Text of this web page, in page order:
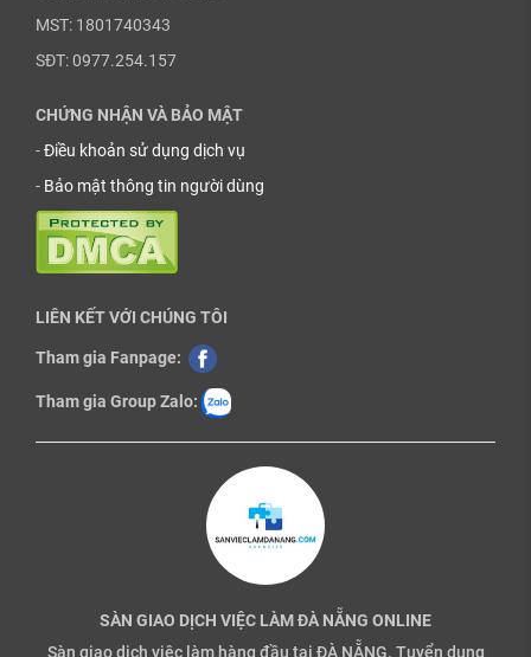
MST: 1801740343
SĐT: 0977.254.157
CHỨNG NHẬN VÀ BẢO MẬT
-Điều khoản sử dụng dịch vụ
- Bảo mật thông tin người dùng
LIÊN KẾT VỚI CHÚNG TÔI
Tham gia Fanpage:
Tham gia Group Zalo:
SÀN GIAO DỊCH VIỆC LÀM ĐÀ NẴNG ONLINE
Sàn giao dịch việc làm hàng đầu tại ĐÀ NẴNG. Tuyển dụng